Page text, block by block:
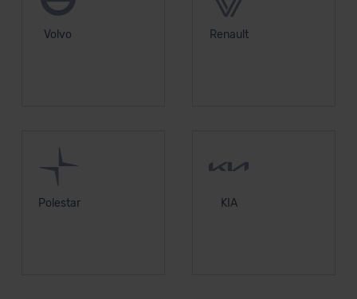
Volvo Renault
Polestar KIA